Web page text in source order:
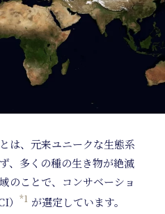
とは、元来ユニークな生態系
、多くの種の生き物が絶滅
のことで、コンサベーショ
） *1 が選定しています。